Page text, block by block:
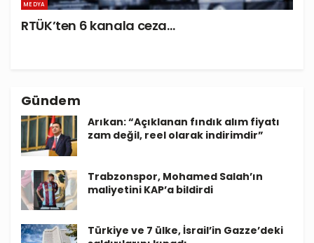
MEDYA
RTÜK’ten 6 kanala ceza…
Gündem
Arıkan: “Açıklanan fındık alım fiyatı
zam değil, reel olarak indirimdir”
Trabzonspor, Mohamed Salah’ın
maliyetini KAP’a bildirdi
Türkiye ve 7 ülke, İsrail’in Gazze’deki